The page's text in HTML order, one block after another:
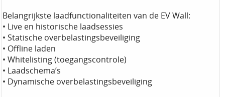
Belangrijkste laadfunctionaliteiten van de EV Wall:
• Live en historische laadsessies
• Statische overbelastingsbeveiliging
• Offline laden
• Whitelisting (toegangscontrole)
• Laadschema’s
• Dynamische overbelastingsbeveiliging